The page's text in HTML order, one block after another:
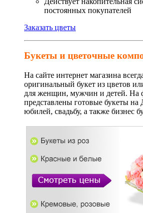
постоянных покупателей
Заказать цветы
Букеты и цветочные
На сайте интернет магазина
оригинальный букет из цветов
для женщин, мужчин и детей. На
представлены готовые букеты на
юбилей, свадьбу, а также бизнес